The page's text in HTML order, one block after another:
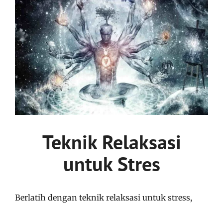
Teknik Relaksasi
untuk Stres
Berlatih dengan teknik relaksasi untuk stress,